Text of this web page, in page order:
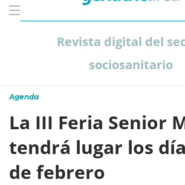
Revista digital del
sociosanitario
Agenda
La III Feria Senior
tendrá lugar los
de febrero